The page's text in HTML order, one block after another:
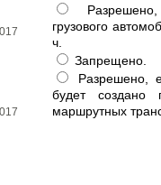
грузового
ч.
Запрещено.
Разрешено,
будет создано
маршрутных